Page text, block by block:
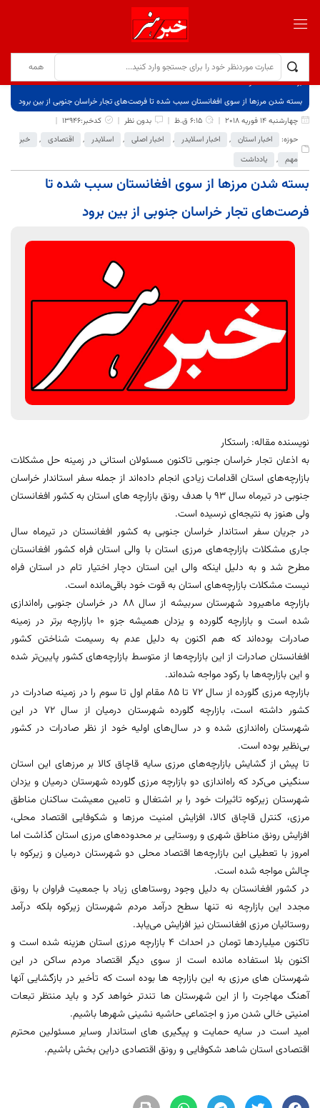
برگ نخست
نوشته‌ها
بسته شدن مرزها از سوی افغانستان سبب شده تا فرصت‌های تجار خراسان جنوبی از بین برود
چهارشنبه 14 فوریه 2018
6:15 ق.ظ بدون نظر
کدخبر:13946
حوزه:
اخبار استان , اخبار اسلایدر , اخبار اصلی , اسلایدر , اقتصادی ,
خبر
مهم , یادداشت
بسته شدن مرزها از سوی افغانستان سبب شده تا
فرصت‌های تجار خراسان جنوبی از بین برود
نویسنده مقاله: راستکار
به اذعان تجار خراسان جنوبی تاکنون مسئولان استانی در زمینه حل مشکلات
بازارچه‌های استان اقدامات زیادی انجام داده‌اند از جمله سفر استاندار خراسان
جنوبی در تیرماه سال 93 با هدف رونق بازارچه های استان به کشور افغانستان
ولی هنوز به نتیجه‌ای نرسیده است.
در جریان سفر استاندار خراسان جنوبی به کشور افغانستان در تیرماه سال
جاری مشکلات بازارچه‌های مرزی استان با والی استان فراه کشور افغانستان
مطرح شد و به دلیل اینکه والی این استان دچار اختیار تام در استان فراه
نیست مشکلات بازارچه‌های استان به قوت خود باقی‌مانده است.
بازارچه ماهیرود شهرستان سربیشه از سال ۸۸ در خراسان جنوبی راه‌اندازی
شده است و بازارچه گلورده و یزدان همیشه جزو ۱۰ بازارچه برتر در زمینه
صادرات بوده‌اند که هم اکنون به دلیل عدم به رسیمت شناختن کشور
افغانستان صادرات از این بازارچه‌ها از متوسط بازارچه‌های کشور پایین‌تر شده
و این بازارچه‌ها با رکود مواجه شده‌اند.
بازارچه مرزی گلورده از سال ۷۲ تا ۸۵ مقام اول تا سوم را در زمینه صادرات در
کشور داشته است، بازارچه گلورده شهرستان درمیان از سال ۷۲ در این
شهرستان راه‌اندازی شده و در سال‌های اولیه خود از نظر صادرات در کشور
بی‌نظیر بوده است.
تا پیش از گشایش بازارچه‌های مرزی سایه قاچاق كالا بر مرزهای این استان
سنگینی می‌كرد که راه‌اندازی دو بازارچه مرزی گلورده شهرستان درمیان و یزدان
شهرستان زیرکوه تاثیرات خود را بر اشتغال و تامین معیشت ساكنان مناطق
مرزی، كنترل قاچاق كالا، افزایش امنیت مرزها و شكوفایی اقتصاد محلی،
افزایش رونق مناطق شهری و روستایی بر محدوده‌های مرزی استان گذاشت اما
امروز با تعطیلی این بازارچه‌ها اقتصاد محلی دو شهرستان درمیان و زیرکوه با
چالش مواجه شده است.
در کشور افغانستان به دلیل وجود روستا‌های زیاد با جمعیت فراوان با رونق
مجدد این بازارچه نه تنها سطح درآمد مردم شهرستان زیرکوه بلکه درآمد
روستائیان مرزی افغانستان نیز افزایش می‌یابد.
تاکنون میلیاردها تومان در احداث ۴ بازارچه مرزی استان هزینه شده است و
اکنون بلا استفاده مانده است از سوی دیگر اقتصاد مردم ساکن در این
شهرستان های مرزی به این بازارچه ها بوده است که تأخیر در بازگشایی آنها
آهنگ مهاجرت را از این شهرستان ها تندتر خواهد کرد و باید منتظر تبعات
امنیتی خالی شدن مرز و اجتماعی حاشیه نشینی شهرها باشیم.
امید است در سایه حمایت و پیگیری های استاندار وسایر مسئولین محترم
اقتصادی استان شاهد شکوفایی و رونق اقتصادی دراین بخش باشیم.